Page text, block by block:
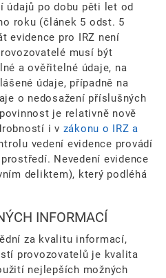
údajů po dobu pěti let od
roku (článek 5 odst. 5
evidence pro IRZ není
musí být
a ověřitelné údaje, na
údaje, případně na
o nedosažení příslušných
je relativně nově
i v zákonu o IRZ a
vedení evidence provádí
Nevedení evidence
deliktem), který podléhá
INFORMACÍ
za kvalitu informací,
provozovatelů je kvalita
nejlepších možných